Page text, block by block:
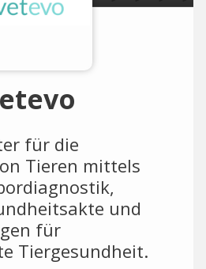
für die
Tieren mittels
und
für
Tiergesundheit.